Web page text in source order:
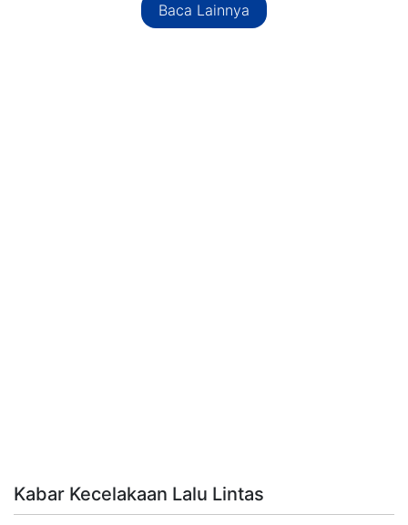
Baca Lainnya
Kabar Kecelakaan Lalu Lintas